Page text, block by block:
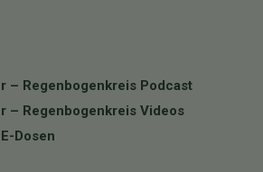
– Regenbogenkreis Podcast
– Regenbogenkreis Videos
Dosen